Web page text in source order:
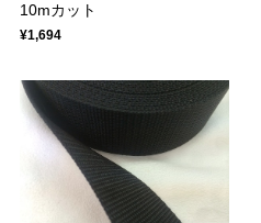
10mカット
¥1,694